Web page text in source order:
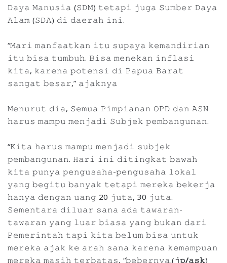
𝙳𝚊𝚢𝚊 𝙼𝚊𝚗𝚞𝚜𝚒𝚊 (𝚂𝙳𝙼) 𝚝𝚎𝚝𝚊𝚙𝚒 𝚓𝚞𝚐𝚊 𝚂𝚞𝚖𝚋𝚎𝚛 𝙳𝚊𝚢𝚊
𝙰𝚕𝚊𝚖 (𝚂𝙳𝙰) 𝚍𝚒 𝚍𝚊𝚎𝚛𝚊𝚑 𝚒𝚗𝚒.
“𝙼𝚊𝚛𝚒 𝚖𝚊𝚗𝚏𝚊𝚊𝚝𝚔𝚊𝚗 𝚒𝚝𝚞 𝚜𝚞𝚙𝚊𝚢𝚊 𝚔𝚎𝚖𝚊𝚗𝚍𝚒𝚛𝚒𝚊𝚗
𝚒𝚝𝚞 𝚋𝚒𝚜𝚊 𝚝𝚞𝚖𝚋𝚞𝚑. 𝙱𝚒𝚜𝚊 𝚖𝚎𝚗𝚎𝚔𝚊𝚗 𝚒𝚗𝚏𝚕𝚊𝚜𝚒
𝚔𝚒𝚝𝚊, 𝚔𝚊𝚛𝚎𝚗𝚊 𝚙𝚘𝚝𝚎𝚗𝚜𝚒 𝚍𝚒 𝙿𝚊𝚙𝚞𝚊 𝙱𝚊𝚛𝚊𝚝
𝚜𝚊𝚗𝚐𝚊𝚝 𝚋𝚎𝚜𝚊𝚛,” 𝚊𝚓𝚊𝚔𝚗𝚢𝚊
𝙼𝚎𝚗𝚞𝚛𝚞𝚝 𝚍𝚒𝚊, 𝚂𝚎𝚖𝚞𝚊 𝙿𝚒𝚖𝚙𝚒𝚊𝚗𝚊𝚗 𝙾𝙿𝙳 𝚍𝚊𝚗 𝙰𝚂𝙽
𝚑𝚊𝚛𝚞𝚜 𝚖𝚊𝚖𝚙𝚞 𝚖𝚎𝚗𝚓𝚊𝚍𝚒 𝚂𝚞𝚋𝚓𝚎𝚔 𝚙𝚎𝚖𝚋𝚊𝚗𝚐𝚞𝚗𝚊𝚗.
“𝙺𝚒𝚝𝚊 𝚑𝚊𝚛𝚞𝚜 𝚖𝚊𝚖𝚙𝚞 𝚖𝚎𝚗𝚓𝚊𝚍𝚒 𝚜𝚞𝚋𝚓𝚎𝚔
𝚙𝚎𝚖𝚋𝚊𝚗𝚐𝚞𝚗𝚊𝚗. 𝙷𝚊𝚛𝚒 𝚒𝚗𝚒 𝚍𝚒𝚝𝚒𝚗𝚐𝚔𝚊𝚝 𝚋𝚊𝚠𝚊𝚑
𝚔𝚒𝚝𝚊 𝚙𝚞𝚗𝚢𝚊 𝚙𝚎𝚗𝚐𝚞𝚜𝚊𝚑𝚊-𝚙𝚎𝚗𝚐𝚞𝚜𝚊𝚑𝚊 𝚕𝚘𝚔𝚊𝚕
𝚢𝚊𝚗𝚐 𝚋𝚎𝚐𝚒𝚝𝚞 𝚋𝚊𝚗𝚢𝚊𝚔 𝚝𝚎𝚝𝚊𝚙𝚒 𝚖𝚎𝚛𝚎𝚔𝚊 𝚋𝚎𝚔𝚎𝚛𝚓𝚊
𝚑𝚊𝚗𝚢𝚊 𝚍𝚎𝚗𝚐𝚊𝚗 𝚞𝚊𝚗𝚐 20 𝚓𝚞𝚝𝚊, 30 𝚓𝚞𝚝𝚊.
𝚂𝚎𝚖𝚎𝚗𝚝𝚊𝚛𝚊 𝚍𝚒𝚕𝚞𝚊𝚛 𝚜𝚊𝚗𝚊 𝚊𝚍𝚊 𝚝𝚊𝚠𝚊𝚛𝚊𝚗-
𝚝𝚊𝚠𝚊𝚛𝚊𝚗 𝚢𝚊𝚗𝚐 𝚕𝚞𝚊𝚛 𝚋𝚒𝚊𝚜𝚊 𝚢𝚊𝚗𝚐 𝚋𝚞𝚔𝚊𝚗 𝚍𝚊𝚛𝚒
𝙿𝚎𝚖𝚎𝚛𝚒𝚗𝚝𝚊𝚑 𝚝𝚊𝚙𝚒 𝚔𝚒𝚝𝚊 𝚋𝚎𝚕𝚞𝚖 𝚋𝚒𝚜𝚊 𝚞𝚗𝚝𝚞𝚔
𝚖𝚎𝚛𝚎𝚔𝚊 𝚊𝚓𝚊𝚔 𝚔𝚎 𝚊𝚛𝚊𝚑 𝚜𝚊𝚗𝚊 𝚔𝚊𝚛𝚎𝚗𝚊 𝚔𝚎𝚖𝚊𝚖𝚙𝚞𝚊𝚗
𝚖𝚎𝚛𝚎𝚔𝚊 𝚖𝚊𝚜𝚒𝚑 𝚝𝚎𝚛𝚋𝚊𝚝𝚊𝚜, “𝚋𝚎𝚋𝚎𝚛𝚗𝚢𝚊.(𝚓𝚙/𝚊𝚜𝚔)